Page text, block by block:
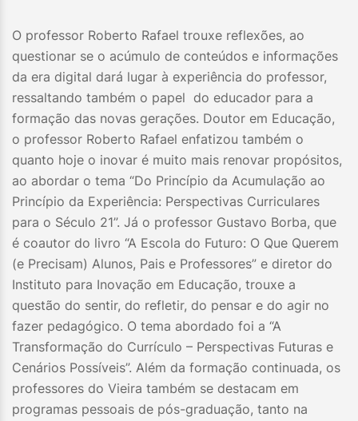
O professor Roberto Rafael trouxe reflexões, ao
questionar se o acúmulo de conteúdos e informações
da era digital dará lugar à experiência do professor,
ressaltando também o papel do educador para a
formação das novas gerações. Doutor em Educação,
o professor Roberto Rafael enfatizou também o
quanto hoje o inovar é muito mais renovar propósitos,
ao abordar o tema “Do Princípio da Acumulação ao
Princípio da Experiência: Perspectivas Curriculares
para o Século 21”. Já o professor Gustavo Borba, que
é coautor do livro “A Escola do Futuro: O Que Querem
(e Precisam) Alunos, Pais e Professores” e diretor do
Instituto para Inovação em Educação, trouxe a
questão do sentir, do refletir, do pensar e do agir no
fazer pedagógico. O tema abordado foi a “A
Transformação do Currículo – Perspectivas Futuras e
Cenários Possíveis”. Além da formação continuada, os
professores do Vieira também se destacam em
programas pessoais de pós-graduação, tanto na